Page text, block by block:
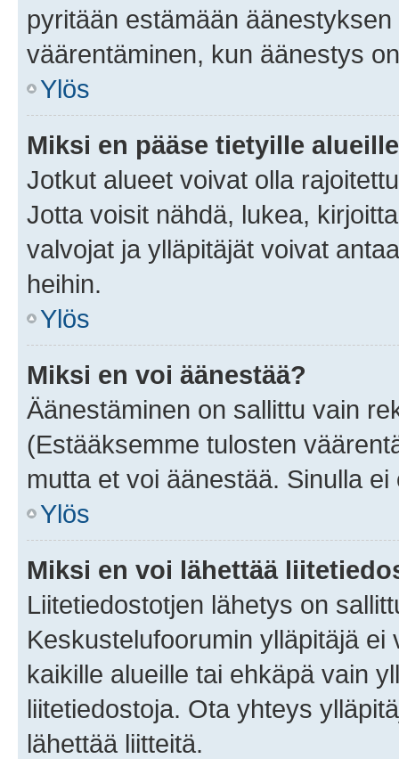
pyritään estämään
väärentäminen, kun äänestys
Ylös
Miksi en pääse tietyille
Jotkut alueet voivat olla
Jotta voisit nähdä, lukea,
valvojat ja ylläpitäjät voivat
heihin.
Ylös
Miksi en voi äänestää?
Äänestäminen on sallittu vain
(Estääksemme tulosten
mutta et voi äänestää. Sinulla
Ylös
Miksi en voi lähettää
Liitetiedostotjen lähetys on
Keskustelufoorumin ylläpitäjä
kaikille alueille tai ehkäpä vain
liitetiedostoja. Ota yhteys
lähettää liitteitä.